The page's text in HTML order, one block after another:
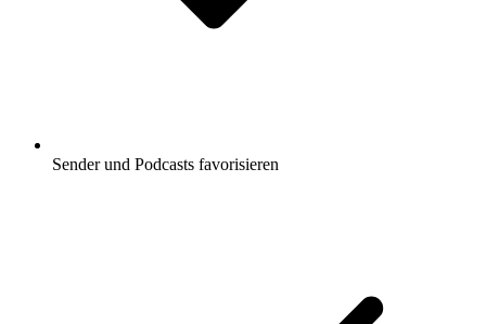
Sender und Podcasts favorisieren